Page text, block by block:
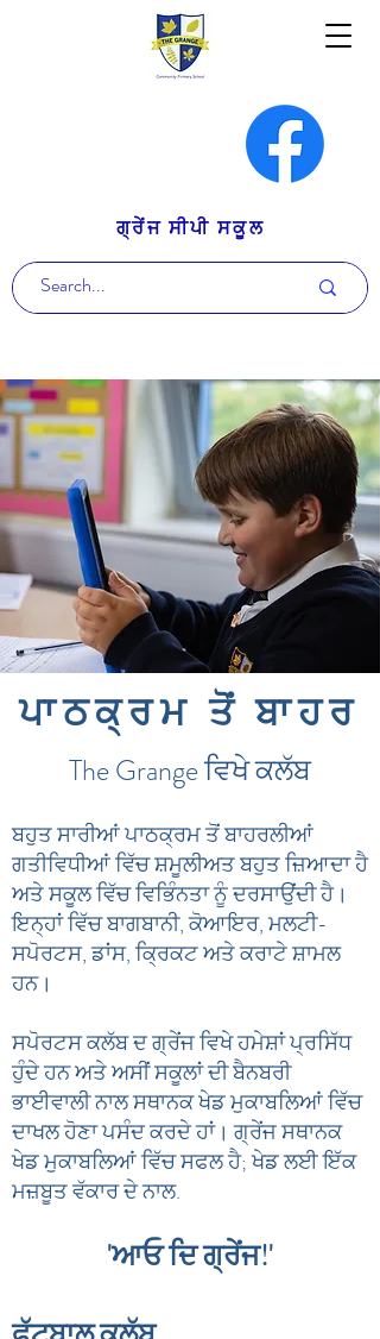
ਗ੍ਰੇਂਜ ਸੀਪੀ ਸਕੂਲ
ਪਾਠਕ੍ਰਮ ਤੋਂ ਬਾਹਰ
The Grange ਵਿਖੇ ਕਲੱਬ
ਬਹੁਤ ਸਾਰੀਆਂ ਪਾਠਕ੍ਰਮ ਤੋਂ ਬਾਹਰਲੀਆਂ
ਗਤੀਵਿਧੀਆਂ ਵਿੱਚ ਸ਼ਮੂਲੀਅਤ ਬਹੁਤ ਜ਼ਿਆਦਾ ਹੈ
ਅਤੇ ਸਕੂਲ ਵਿੱਚ ਵਿਭਿੰਨਤਾ ਨੂੰ ਦਰਸਾਉਂਦੀ ਹੈ।
ਇਨ੍ਹਾਂ ਵਿੱਚ ਬਾਗਬਾਨੀ, ਕੋਆਇਰ, ਮਲਟੀ-
ਸਪੋਰਟਸ, ਡਾਂਸ, ਕ੍ਰਿਕਟ ਅਤੇ ਕਰਾਟੇ ਸ਼ਾਮਲ
ਹਨ।
ਸਪੋਰਟਸ ਕਲੱਬ ਦ ਗ੍ਰੇਂਜ ਵਿਖੇ ਹਮੇਸ਼ਾਂ ਪ੍ਰਸਿੱਧ
ਹੁੰਦੇ ਹਨ ਅਤੇ ਅਸੀਂ ਸਕੂਲਾਂ ਦੀ ਬੈਨਬਰੀ
ਭਾਈਵਾਲੀ ਨਾਲ ਸਥਾਨਕ ਖੇਡ ਮੁਕਾਬਲਿਆਂ ਵਿੱਚ
ਦਾਖਲ ਹੋਣਾ ਪਸੰਦ ਕਰਦੇ ਹਾਂ। ਗ੍ਰੇਂਜ ਸਥਾਨਕ
ਖੇਡ ਮੁਕਾਬਲਿਆਂ ਵਿੱਚ ਸਫਲ ਹੈ; ਖੇਡ ਲਈ ਇੱਕ
ਮਜ਼ਬੂਤ ਵੱਕਾਰ ਦੇ ਨਾਲ.
'ਆਓ ਦਿ ਗ੍ਰੇਂਜ!'